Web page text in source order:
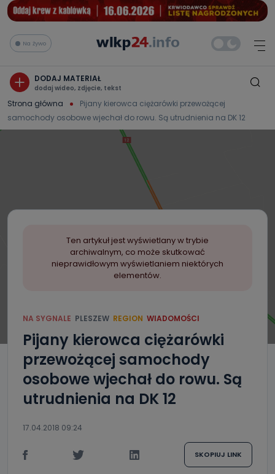
Na żywo
DODAJ MATERIAŁ
dodaj wideo, zdjęcie, tekst
Strona główna
Pijany kierowca ciężarówki przewożącej
samochody osobowe wjechał do rowu. Są utrudnienia na DK 12
Ten artykuł jest wyświetlany w trybie
archiwalnym, co może skutkować
nieprawidłowym wyświetlaniem niektórych
elementów.
NA SYGNALE PLESZEW REGION WIADOMOŚCI
Pijany kierowca ciężarówki
przewożącej samochody
osobowe wjechał do rowu. Są
utrudnienia na DK 12
17.04.2018 09:24
SKOPIUJ LINK